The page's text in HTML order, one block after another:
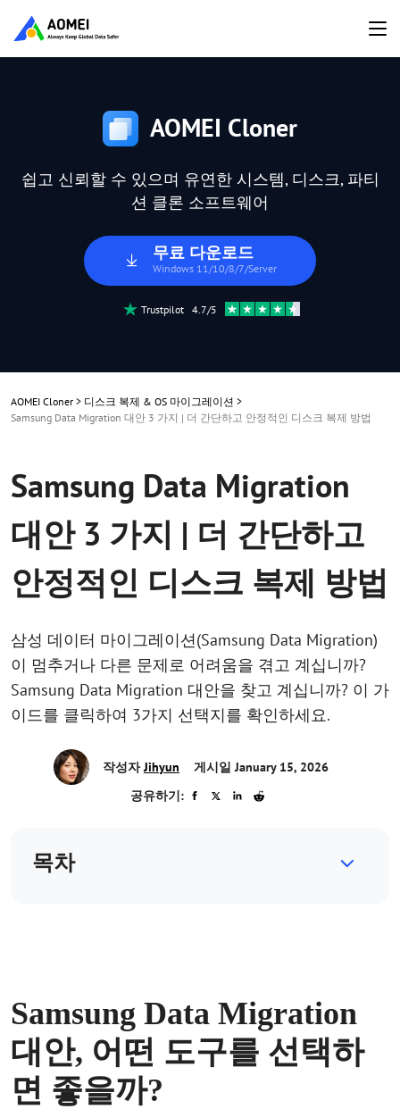
AOMEI Cloner
쉽고 신뢰할 수 있으며 유연한 시스템, 디스크, 파티
션 클론 소프트웨어
무료 다운로드
Windows 11/10/8/7/Server
Trustpilot 4.7/5
AOMEI Cloner > 디스크 복제 & OS 마이그레이션 >
Samsung Data Migration 대안 3 가지 | 더 간단하고 안정적인 디스크 복제 방법
Samsung Data Migration
대안 3 가지 | 더 간단하고
안정적인 디스크 복제 방법
삼성 데이터 마이그레이션(Samsung Data Migration)
이 멈추거나 다른 문제로 어려움을 겪고 계십니까?
Samsung Data Migration 대안을 찾고 계십니까? 이 가
이드를 클릭하여 3가지 선택지를 확인하세요.
작성자Jihyun
게시일 January 15, 2026
공유하기:
목차
Samsung Data Migration
대안, 어떤 도구를 선택하
면 좋을까?